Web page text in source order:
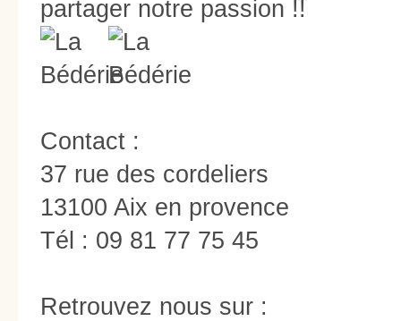
partager notre passion !!
Contact :
37 rue des cordeliers
13100 Aix en provence
Tél : 09 81 77 75 45
Retrouvez nous sur :